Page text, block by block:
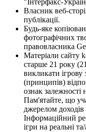
Власник веб-
публікації.
Будь-яке
фотографічних
правовласника
Матеріали сайту
старше 21 року
викликати
(принципів)
ознак залежності
Пам'ятайте, що
джерелом
Інформаційний
ігри на реальні